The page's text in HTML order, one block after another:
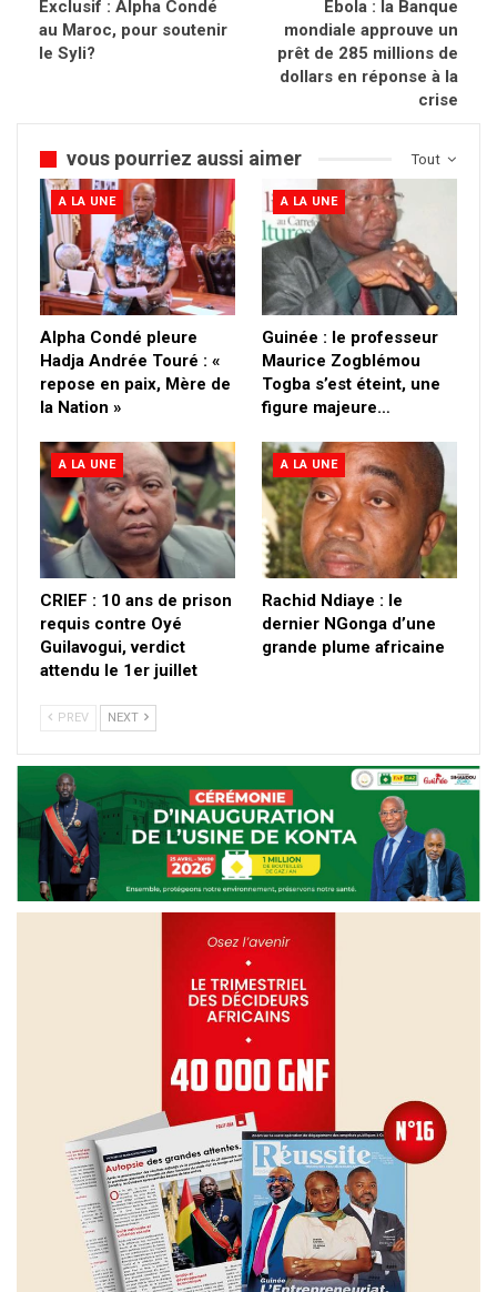
Exclusif : Alpha Condé
au Maroc, pour soutenir
le Syli?
Ebola : la Banque
mondiale approuve un
prêt de 285 millions de
dollars en réponse à la
crise
Tout
vous pourriez aussi aimer
A LA UNE
Alpha Condé pleure
Hadja Andrée Touré : «
repose en paix, Mère de
la Nation »
A LA UNE
Guinée : le professeur
Maurice Zogblémou
Togba s’est éteint, une
figure majeure…
A LA UNE
CRIEF : 10 ans de prison
requis contre Oyé
Guilavogui, verdict
attendu le 1er juillet
A LA UNE
Rachid Ndiaye : le
dernier NGonga d’une
grande plume africaine
PREV NEXT